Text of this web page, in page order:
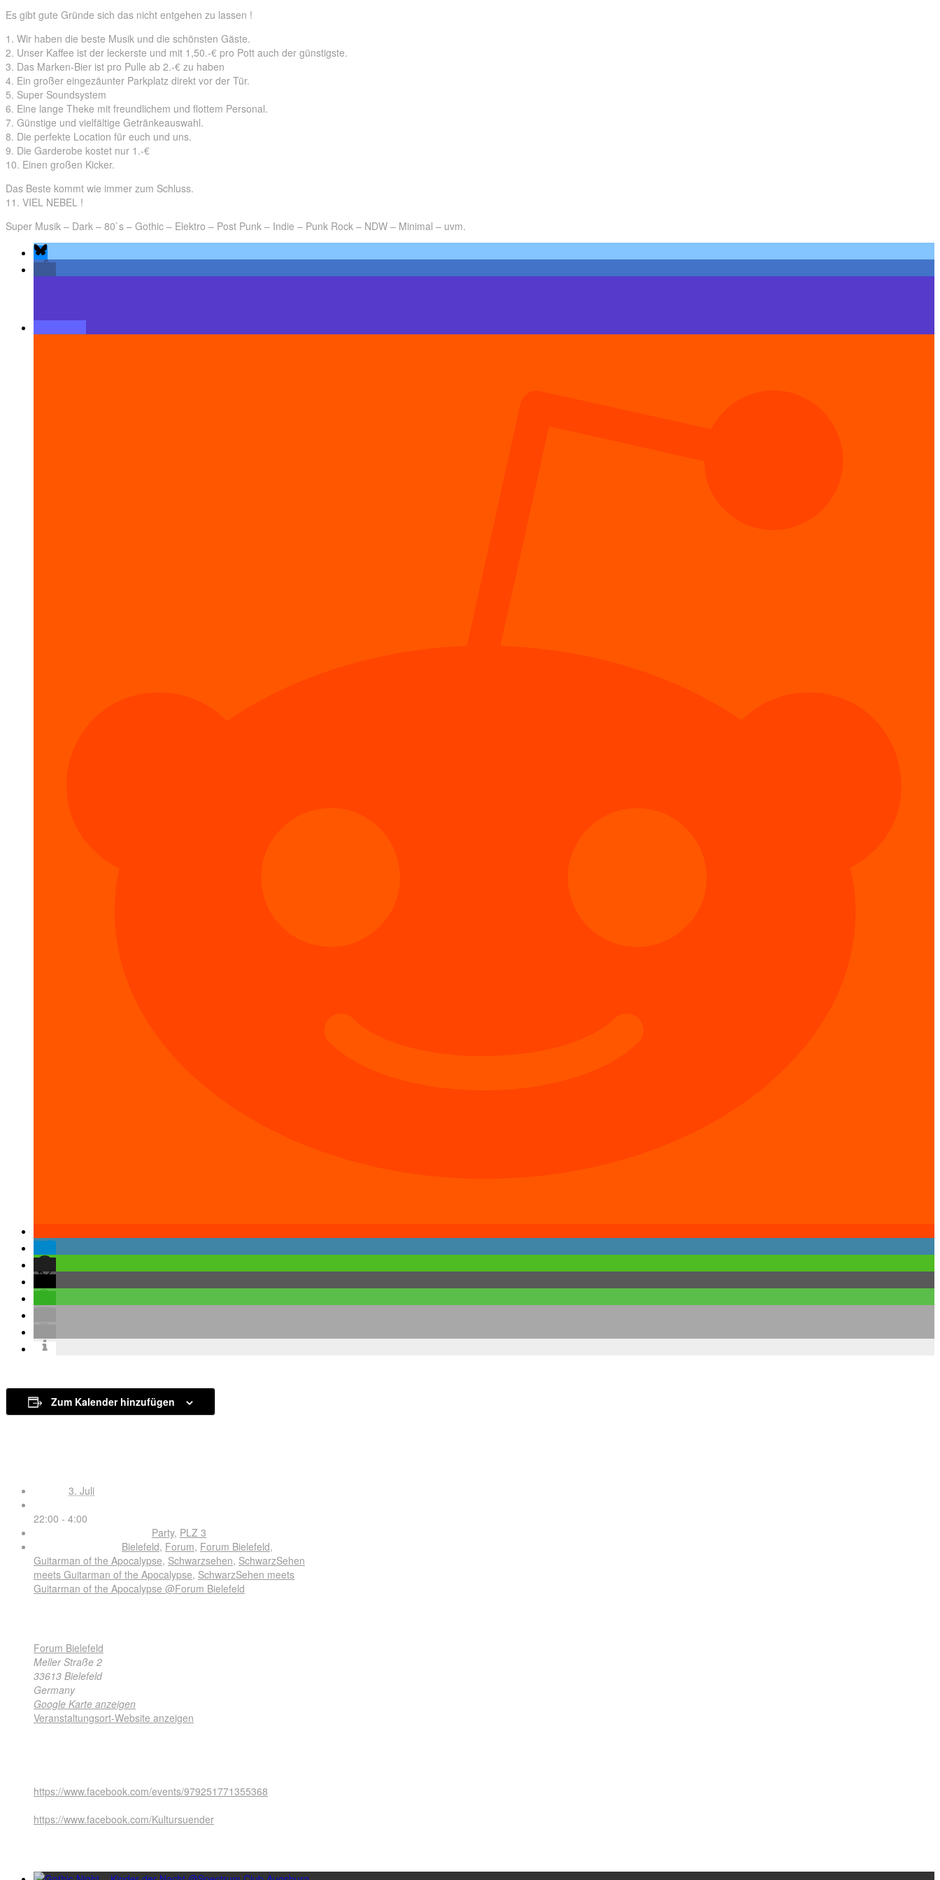
Es gibt gute Gründe sich das nicht entgehen zu lassen !
1. Wir haben die beste Musik und die schönsten Gäste.
2. Unser Kaffee ist der leckerste und mit 1,50.-€ pro Pott auch der günstigste.
3. Das Marken-Bier ist pro Pulle ab 2.-€ zu haben
4. Ein großer eingezäunter Parkplatz direkt vor der Tür.
5. Super Soundsystem
6. Eine lange Theke mit freundlichem und flottem Personal.
7. Günstige und vielfältige Getränkeauswahl.
8. Die perfekte Location für euch und uns.
9. Die Garderobe kostet nur 1.-€
10. Einen großen Kicker.
Das Beste kommt wie immer zum Schluss.
11. VIEL NEBEL !
Super Musik – Dark – 80`s – Gothic – Elektro – Post Punk – Indie – Punk Rock – NDW – Minimal – uvm.
Zum Kalender hinzufügen
3. Juli
22:00 - 4:00
Party, PLZ 3
Bielefeld, Forum, Forum Bielefeld,
Guitarman of the Apocalypse, Schwarzsehen, SchwarzSehen
meets Guitarman of the Apocalypse, SchwarzSehen meets
Guitarman of the Apocalypse @Forum Bielefeld
Forum Bielefeld
Meller Straße 2
33613 Bielefeld
Germany
Google Karte anzeigen
Veranstaltungsort-Website anzeigen
https://www.facebook.com/events/979251771355368
https://www.facebook.com/Kultursuender